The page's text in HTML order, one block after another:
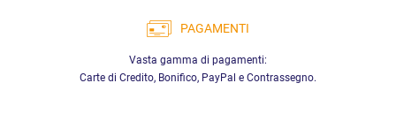
PAGAMENTI
Vasta gamma di pagamenti:
Carte di Credito, Bonifico, PayPal e Contrassegno.